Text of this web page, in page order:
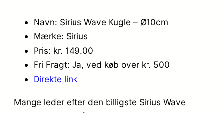
Navn: Sirius Wave Kugle – Ø10cm
Mærke: Sirius
Pris: kr. 149.00
Fri Fragt: Ja, ved køb over kr. 500
Direkte link
Mange leder efter den billigste Sirius Wave